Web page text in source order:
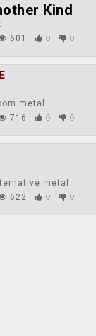
Kind
601 0 0
metal
716 0 0
metal
622 0 0